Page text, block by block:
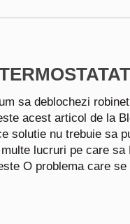
sa deblochezi
acest articol de la
solutie nu trebuie sa
lucruri pe care sa
O problema care se